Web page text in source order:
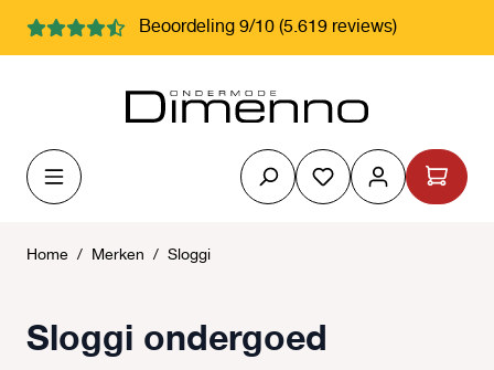
Beoordeling 9/10 (5.619 reviews)
Je hebt 0 items
Home / Merken / Sloggi
Sloggi ondergoed